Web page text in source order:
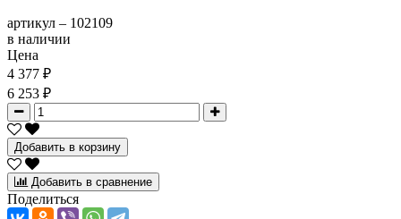
артикул – 102109
в наличии
Цена
4 377 ₽
6 253 ₽
Добавить в корзину
Добавить в сравнение
Поделиться